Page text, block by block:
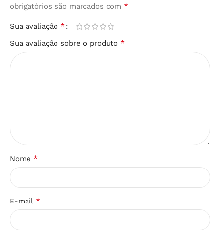
obrigatórios são marcados com *
Sua avaliação *
Sua avaliação sobre o produto *
Nome *
E-mail *